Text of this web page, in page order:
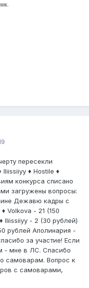
пересекли
♦ Hostile ♦
конкурса списано
загружены вопросы:
Дежавю кадры с
Volkova - 21 (150
lliissiiyy - 2 (30 рублей)
рублей Аполинария -
за участие! Если
- мне в ЛС. Спасибо
самоварам. Вопрос к
с самоварами,